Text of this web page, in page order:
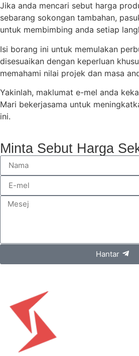
Jika anda mencari sebut harga
sebarang sokongan tambahan,
untuk membimbing anda setiap
Isi borang ini untuk memulakan
disesuaikan dengan keperluan
memahami nilai projek dan masa
Yakinlah, maklumat e-mel anda
Mari bekerjasama untuk
ini.
Minta Sebut Harga
Hantar